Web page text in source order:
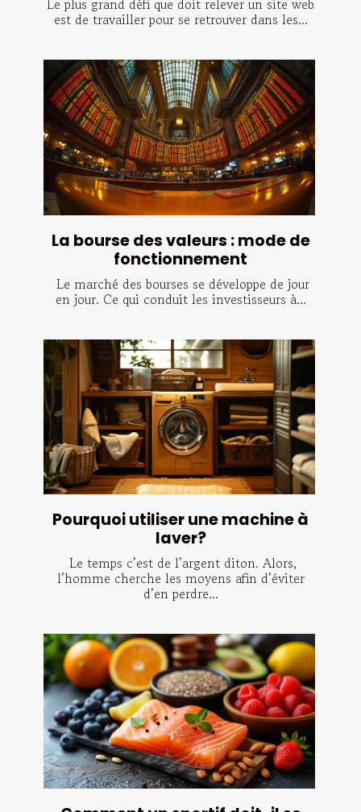
Le plus grand défi que doit relever un site web
est de travailler pour se retrouver dans les...
La bourse des valeurs : mode de
fonctionnement
Le marché des bourses se développe de jour
en jour. Ce qui conduit les investisseurs à...
Pourquoi utiliser une machine à
laver?
Le temps c’est de l’argent diton. Alors,
l’homme cherche les moyens afin d’éviter
d’en perdre...